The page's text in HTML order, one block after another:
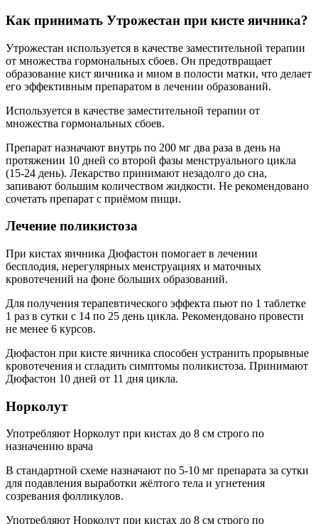
Как принимать Утрожестан при кисте яичника?
Утрожестан используется в качестве заместительной терапии
от множества гормональных сбоев. Он предотвращает
образование кист яичника и миом в полости матки, что делает
его эффективным препаратом в лечении образований.
Используется в качестве заместительной терапии от
множества гормональных сбоев.
Препарат назначают внутрь по 200 мг два раза в день на
протяжении 10 дней со второй фазы менструального цикла
(15-24 день). Лекарство принимают незадолго до сна,
запивают большим количеством жидкости. Не рекомендовано
сочетать препарат с приёмом пищи.
Лечение поликистоза
При кистах яичника Дюфастон помогает в лечении
бесплодия, нерегулярных менструациях и маточных
кровотечений на фоне больших образований.
Для получения терапевтического эффекта пьют по 1 таблетке
1 раз в сутки с 14 по 25 день цикла. Рекомендовано провести
не менее 6 курсов.
Дюфастон при кисте яичника способен устранить прорывные
кровотечения и сгладить симптомы поликистоза. Принимают
Дюфастон 10 дней от 11 дня цикла.
Норколут
Употребляют Норколут при кистах до 8 см строго по
назначению врача
В стандартной схеме назначают по 5-10 мг препарата за сутки
для подавления выработки жёлтого тела и угнетения
созревания фолликулов.
Употребляют Норколут при кистах до 8 см строго по